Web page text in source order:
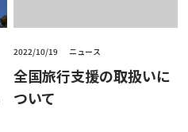
2022/10/19 ニュース
全国旅行支援の取扱いに
ついて